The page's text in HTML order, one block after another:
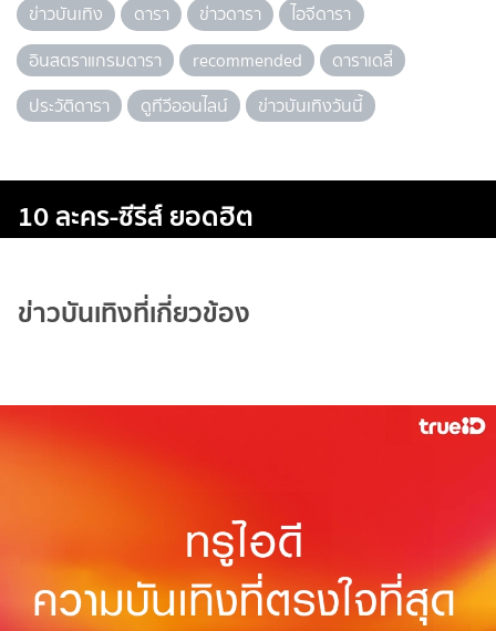
ข่าวบันเทิง ดารา ข่าวดารา
ไอจีดารา
อินสตราแกรมดารา
recommended
ดาราเดลี่
ประวัติดารา
ดูทีวีออนไลน์ ข่าวบันเทิงวันนี้
10 ละคร-ซีรีส์ ยอดฮิต
ข่าวบันเทิงที่เกี่ยวข้อง